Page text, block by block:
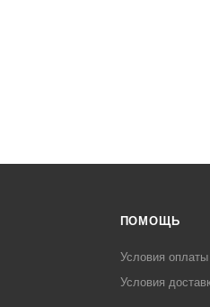
ПОМОЩЬ
Условия оплаты
Условия